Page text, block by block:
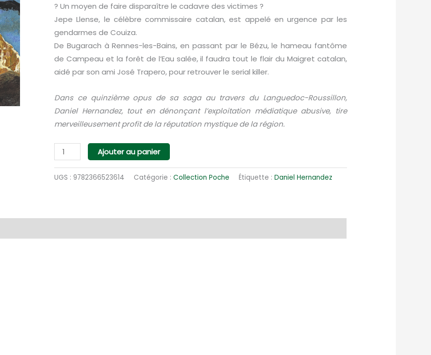
? Un moyen de faire disparaître le cadavre des victimes ?
Jepe Llense, le célèbre commissaire catalan, est appelé en urgence par les
gendarmes de Couiza.
De Bugarach à Rennes-les-Bains, en passant par le Bézu, le hameau fantôme
de Campeau et la forêt de l’Eau salée, il faudra tout le flair du Maigret catalan,
aidé par son ami José Trapero, pour retrouver le serial killer.
Dans ce quinzième opus de sa saga au travers du Languedoc-Roussillon,
Daniel Hernandez, tout en dénonçant l’exploitation médiatique abusive, tire
merveilleusement profit de la réputation mystique de la région.
quantité
de
Les
Ajouter au panier
UGS :9782366523614 Catégorie :Collection Poche Étiquette :Daniel Hernandez